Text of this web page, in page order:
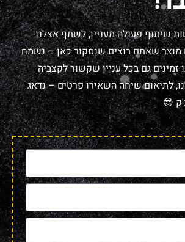
שיתוף פעולה מעניין, לשתף אצלנו
מוצר שאתם רוצים שנסקור כאן – נשמח
זמינים גם בכל עניין שקשור לקצביה
לתיאום שיחה השאירו פרטים – נדאג
😎